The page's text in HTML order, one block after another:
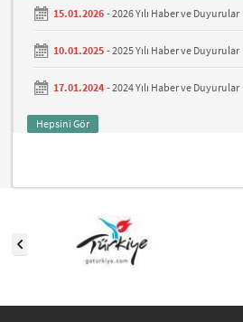
15.01.2026 -2026 Yılı Haber ve Duyurular
10.01.2025 -2025 Yılı Haber ve Duyurular
17.01.2024 -2024 Yılı Haber ve Duyurular
Hepsini Gör